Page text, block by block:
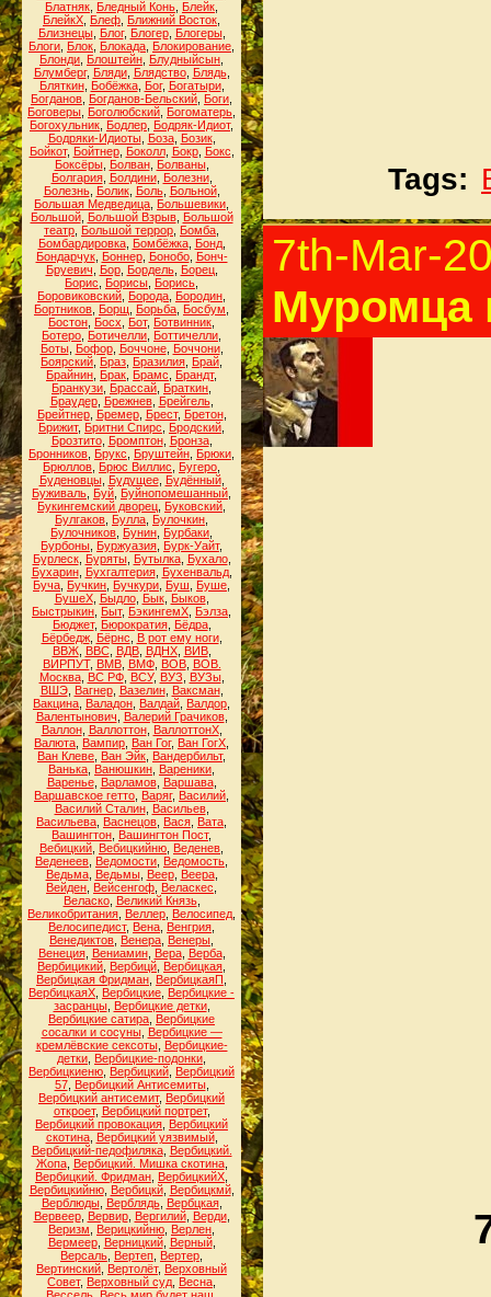
Блатняк Бледный Конь Блейк
БлейкХ Блеф Ближний Восток
Близнецы, Блог, Блогер, Блогеры,
Блоги Блок Блокада Блокирование
Блонди Блоштейн Блудныйсын
Блумберг, Бляди, Блядство, Блядь,
Бляткин, Бобёжка, Бог, Богатыри,
Богданов Богданов-Бельский Боги
Боговеры Боголюбский Богоматерь
Богохульник Бодлер Бодряк-Идиот,
Бодряки-Идиоты, Боза, Бозик,
Бойкот, Бойтнер, Боколл, Бокр, Бокс
Боксёры, Болван, Болваны,
Болгария, Болдини, Болезни,
Болезнь, Болик, Боль, Больной,
Большая Медведица Большевики
Большой, Большой Взрыв, Большой
театр Большой террор Бомба
Бомбардировка, Бомбёжка, Бонд,
Бондарчук, Боннер, Бонобо, Бонч-
Бруевич
Бор, Бордель, Борец,
Борис
Борисы Борись
Боровиковский Борода Бородин
Бортников Борщ Борьба Босбум
Бостон Босх Бот, Ботвинник
Ботеро Ботичелли Боттичелли
Боты, Бофор, Боччоне, Боччони,
Боярский Браз Бразилия Брай
Брайнин Брак Брамс Брандт,
Бранкузи Брассай Браткин
Браудер, Брежнев, Брейгель,
Брейтнер, Бремер, Брест, Бретон,
Брижит, Бритни Спирс Бродский
Брозтито, Бромптон, Бронза,
Бронников Брукс Бруштейн Брюки
Брюллов Брюс Виллис Бугеро
Буденовцы, Будущее, Будённый,
Буживаль Буй Буйнопомешанный
Букингемский дворец Буковский
Булгаков Булла Булочкин
Булочников Бунин Бурбаки
Бурбоны Буржуазия Бурк-Уайт,
Бурлеск, Буряты, Бутылка, Бухало,
Бухарин, Бухгалтерия, Бухенвальд,
Буча Бучкин Бучкури Буш Буше
БушеХ, Быдло, Бык, Быков,
Быстрыкин Быт, БэкингемХ Бэлза
Бюджет, Бюрократия, Бёдра,
Бёрбедж, Бёрнс В рот ему ноги,
ВВЖ, ВВС, ВДВ, ВДНХ, ВИВ,
ВИРПУТ, ВМВ, ВМФ, ВОВ, ВОВ.
Москва, ВС РФ, ВСУ, ВУЗ ВУЗы,
ВШЭ, Вагнер, Вазелин, Ваксман,
Вакцина Валадон Валдай Валдор
Валентынович
Валерий Грачиков,
Валлон, Валлоттон, ВаллоттонХ,
Валюта Вампир Ван Гог, Ван ГогХ
Ван Клеве Ван Эйк Вандербильт,
Ванька Ванюшкин Вареники
Варенье, Варламов, Варшава,
Варшавское гетто Варяг, Василий
Василий Сталин, Васильев,
Васильева Васнецов Вася Вата
Вашингтон Вашингтон Пост,
Вебицкий Вебицкийню Веденев
Веденеев Ведомости Ведомость
Ведьма, Ведьмы, Веер, Веера,
Вейден Вейсенгоф Веласкес
Веласко, Великий Князь,
Великобритания Веллер Велосипед
Велосипедист, Вена Венгрия
Венедиктов Венера Венеры
Венеция, Вениамин, Вера, Верба,
Вербицикий Вербицй Вербицкая
Вербицкая Фридман ВербицкаяП
ВербицкаяХ Вербицкие Вербицкие -
засранцы, Вербицкие детки,
Вербицкие сатира Вербицкие
сосалки и сосуны, Вербицкие —
кремлёвские сексоты, Вербицкие-
детки Вербицкие-подонки
Вербицкиеню Вербицкий Вербицкий
57, Вербицкий Антисемиты,
Вербицкий антисемит, Вербицкий
откроет, Вербицкий портрет,
Вербицкий провокация Вербицкий
скотина, Вербицкий уязвимый,
Вербицкий-педофиляка, Вербицкий.
Жопа, Вербицкий. Мишка скотина,
Вербицкий. Фридман ВербицкийХ
Вербицкийню, Вербицкй, Вербицкмй,
Верблюды, Верблядь, Вербцкая,
Вервеер, Вервир, Вергилий, Верди,
Веризм
Верицкийню Верлен
Вермеер, Верницкий, Верный,
Версаль Вертеп Вертер
Вертинский Вертолёт, Верховный
Совет, Верховный суд Весна
Tags:
7th-Mar-
Муромца